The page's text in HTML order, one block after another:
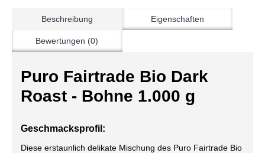
Beschreibung Eigenschaften
Bewertungen (0)
Puro Fairtrade Bio Dark
Roast - Bohne 1.000 g
Geschmacksprofil:
Diese erstaunlich delikate Mischung des Puro Fairtrade Bio